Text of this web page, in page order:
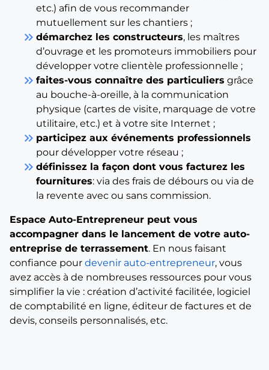
etc.) afin de vous recommander
mutuellement sur les chantiers ;
keyboard_double_arrow_right démarchez les constructeurs, les maîtres
d’ouvrage et les promoteurs immobiliers pour
développer votre clientèle professionnelle ;
keyboard_double_arrow_right faites-vous connaître des particuliers grâce
au bouche-à-oreille, à la communication
physique (cartes de visite, marquage de votre
utilitaire, etc.) et à votre site Internet ;
keyboard_double_arrow_right participez aux événements professionnels
pour développer votre réseau ;
keyboard_double_arrow_right définissez la façon dont vous facturez les
fournitures: via des frais de débours ou via de
la revente avec ou sans commission.
Espace Auto-Entrepreneur peut vous
accompagner dans le lancement de votre auto-
entreprise de terrassement. En nous faisant
confiance pour devenir auto-entrepreneur, vous
avez accès à de nombreuses ressources pour vous
simplifier la vie : création d’activité facilitée, logiciel
de comptabilité en ligne, éditeur de factures et de
devis, conseils personnalisés, etc.